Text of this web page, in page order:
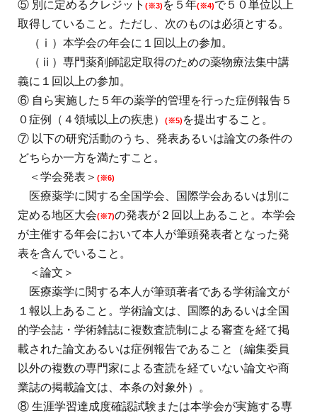
⑤ 別に定めるクレジット (※3) を５年(※4)で５０単位以上
取得していること。ただし、次のものは必須とする。
（ⅰ）本学会の年会に１回以上の参加。
（ⅱ）専門薬剤師認定取得のための薬物療法集中講
義に１回以上の参加。
⑥ 自ら実施した５年の薬学的管理を行った症例報告５
０症例（４領域以上の疾患）
(※5) を提出すること。
⑦ 以下の研究活動のうち、発表あるいは論文の条件の
どちらか一方を満たすこと。
＜学会発表＞ (※6)
医療薬学に関する全国学会、国際学会あるいは別に
定める地区大会(※7)の発表が２回以上あること。本学会
が主催する年会において本人が筆頭発表者となった発
表を含んでいること。
＜論文＞
医療薬学に関する本人が筆頭著者である学術論文が
１報以上あること。学術論文は、国際的あるいは全国
的学会誌・学術雑誌に複数査読制による審査を経て掲
載された論文あるいは症例報告であること（編集委員
以外の複数の専門家による査読を経ていない論文や商
業誌の掲載論文は、本条の対象外）。
⑧ 生涯学習達成度確認試験または本学会が実施する専